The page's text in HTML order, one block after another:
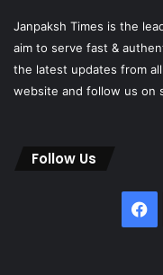
Janpaksh Times is the
aim to serve fast &
the latest updates from
website and follow us on
Follow Us